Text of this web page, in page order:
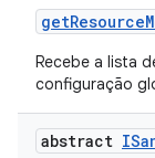
getResource
Recebe a lista
configuração
abstract